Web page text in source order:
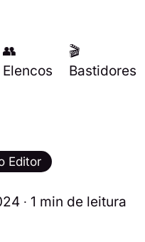
👥
Elencos
🎬
Bastidores
Editor
∙ 1 min de leitura